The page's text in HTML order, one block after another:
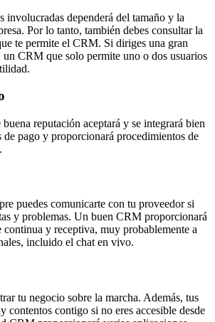
involucradas dependerá del tamaño y la
Por lo tanto, también debes consultar la
te permite el CRM. Si diriges una gran
un CRM que solo permite uno o dos usuarios
reputación aceptará y se integrará bien
de pago y proporcionará procedimientos de
puedes comunicarte con tu proveedor si
y problemas. Un buen CRM proporcionará
continua y receptiva, muy probablemente a
incluido el chat en vivo.
tu negocio sobre la marcha. Además, tus
contentos contigo si no eres accesible desde